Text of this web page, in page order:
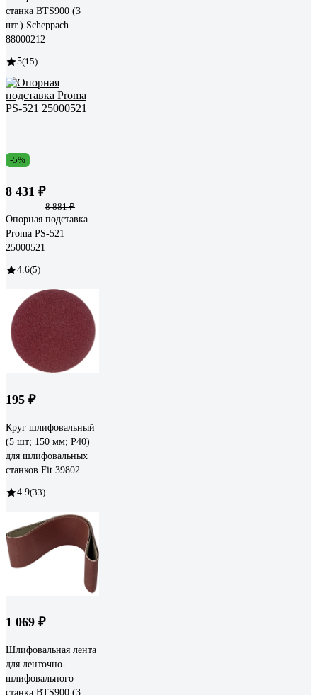
станка BTS900 (3
шт.) Scheppach
88000212
5(15)
-5%
8 431 ₽
8 881 ₽
Опорная подставка
Proma PS-521
25000521
4.6(5)
195 ₽
Круг шлифовальный
(5 шт; 150 мм; Р40)
для шлифовальных
станков Fit 39802
4.9(33)
1 069 ₽
Шлифовальная лента
для ленточно-
шлифовального
станка BTS900 (3